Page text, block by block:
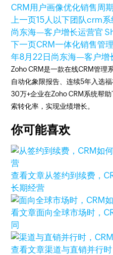
CRM用户画像优化销售周期
上一页15人以下团队crm
尚东海—客户增长运营官
下一页CRM一体化销售管
年8月22日 尚东海—客户增
Zoho CRM是一款在线CRM管理
自动化象限报告、连续5年入选
30万+企业在Zoho CRM系统帮
索转化率，实现业绩增长。
你可能喜欢
查看文章从签约到续费，
长期经营
看文章面向全球市场时，
同
查看文章渠道与直销并行